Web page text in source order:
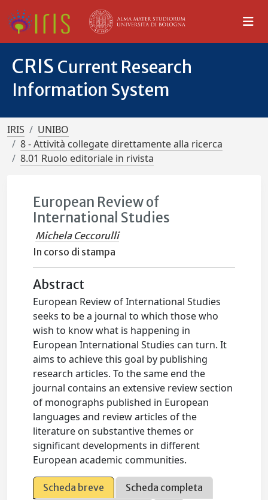
CRIS Current Research
Information System
IRIS
UNIBO
8 - Attività collegate direttamente alla ricerca
8.01 Ruolo editoriale in rivista
European Review of
International Studies
Michela Ceccorulli
In corso di stampa
Abstract
European Review of International Studies
seeks to be a journal to which those who
wish to know what is happening in
European International Studies can turn. It
aims to achieve this goal by publishing
research articles. To the same end the
journal contains an extensive review section
of monographs published in European
languages and review articles of the
literature on substantive themes or
significant developments in different
European academic communities.
Scheda breve
Scheda completa